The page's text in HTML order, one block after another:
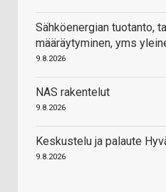
Sähköenergian tuotanto,
määräytyminen, yms
9.8.2026
NAS rakentelut
9.8.2026
Keskustelu ja palaute
9.8.2026